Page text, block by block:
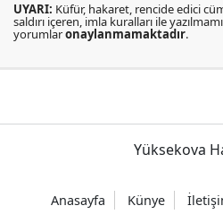
UYARI: Küfür, hakaret, rencide edici
saldırı içeren, imla kuralları ile
yorumlaronaylanmamaktadır.
Yüksekova
Anasayfa Künye